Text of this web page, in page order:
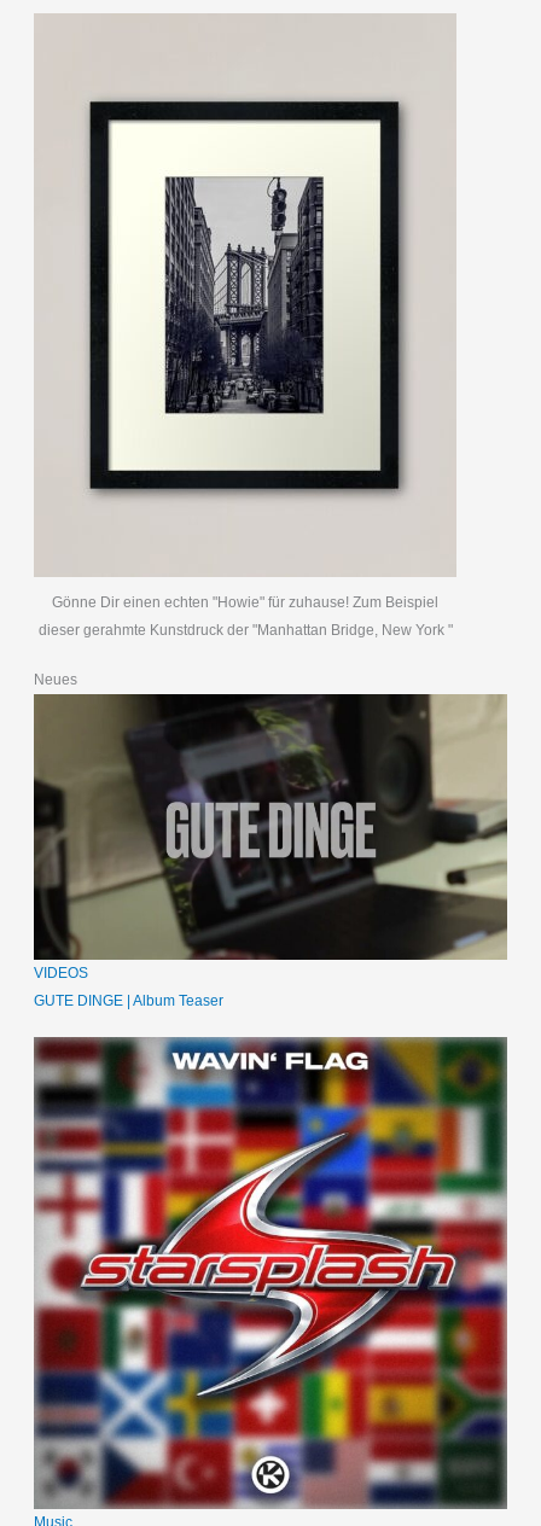
Gönne Dir einen echten "Howie" für zuhause! Zum Beispiel
dieser gerahmte Kunstdruck der "Manhattan Bridge, New York "
Neues
VIDEOS
GUTE DINGE | Album Teaser